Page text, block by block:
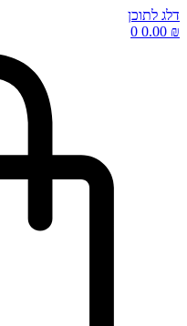
דלג לתוכן
0.00 ₪
0